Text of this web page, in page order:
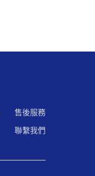
售後服務
聯繫我們